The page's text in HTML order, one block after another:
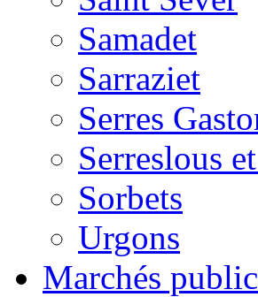
Samadet
Sarraziet
Serres
Serreslous
Sorbets
Urgons
Marchés